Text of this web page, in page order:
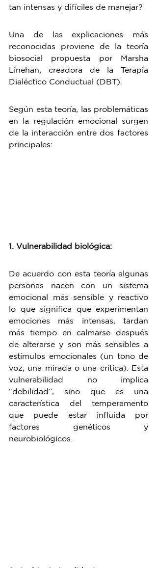
tan intensas y difíciles de manejar?
Una de las explicaciones más
reconocidas proviene de la teoría
biosocial propuesta por Marsha
Linehan, creadora de la Terapia
Dialéctico Conductual (DBT).
Según esta teoría, las problemáticas
en la regulación emocional surgen
de la interacción entre dos factores
principales:
1. Vulnerabilidad biológica:
De acuerdo con esta teoría algunas
personas nacen con un sistema
emocional más sensible y reactivo
lo que significa que experimentan
emociones más intensas, tardan
más tiempo en calmarse después
de alterarse y son más sensibles a
estímulos emocionales (un tono de
voz, una mirada o una crítica). Esta
vulnerabilidad no implica
“debilidad”, sino que es una
característica del temperamento
que puede estar influida por
factores genéticos y
neurobiológicos.